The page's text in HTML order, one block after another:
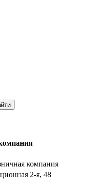
компания
2-я, 48